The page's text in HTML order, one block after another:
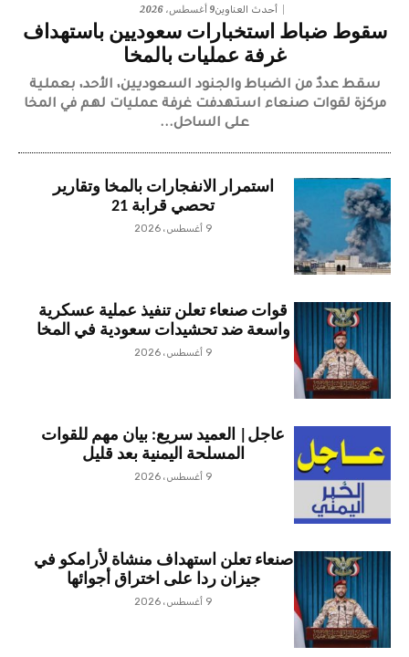
أحدث العناوين9 أغسطس، 2026
سقوط ضباط استخبارات سعوديين باستهداف
غرفة عمليات بالمخا
سقط عددٌ من الضباط والجنود السعوديين، الأحد، بعملية
مركزة لقوات صنعاء استهدفت غرفة عمليات لهم في المخا
على الساحل...
استمرار الانفجارات بالمخا وتقارير
تحصي قرابة 21
9 أغسطس، 2026
قوات صنعاء تعلن تنفيذ عملية عسكرية
واسعة ضد تحشيدات سعودية في المخا
9 أغسطس، 2026
عاجل| العميد سريع: بيان مهم للقوات
المسلحة اليمنية بعد قليل
9 أغسطس، 2026
صنعاء تعلن استهداف منشاة لأرامكو في
جيزان ردا على اختراق أجوائها
9 أغسطس، 2026